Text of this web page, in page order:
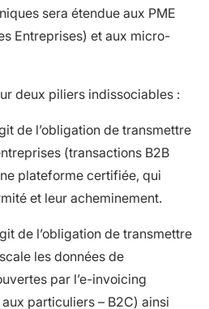
sera étendue aux PME
Entreprises) et aux micro-
deux piliers indissociables :
de l’obligation de transmettre
(transactions B2B
plateforme certifiée, qui
et leur acheminement.
de l’obligation de transmettre
les données de
par l’e-invoicing
particuliers – B2C) ainsi